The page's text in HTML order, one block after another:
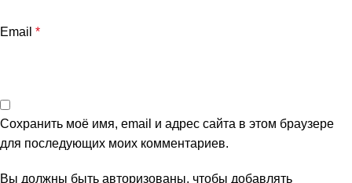
Email *
Сохранить моё имя, email и адрес сайта в этом браузере
для последующих моих комментариев.
Вы должны быть авторизованы, чтобы добавлять